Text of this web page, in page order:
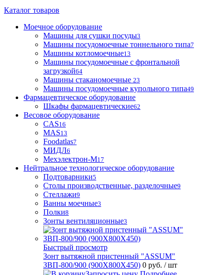
Каталог товаров
Моечное оборудование
Машины для сушки посуды3
Машины посудомоечные тоннельного типа7
Машины котломоечные13
Машины посудомоечные с фронтальной
загрузкой64
Машины стаканомоечные 23
Машины посудомоечные купольного типа49
Фармацевтическое оборудование
Шкафы фармацевтические62
Весовое оборудование
CAS16
MAS13
Foodatlas7
МИДЛ6
Мехэлектрон-М17
Нейтральное технологическое оборудование
Подтоварники5
Столы производственные, разделочные9
Стеллажи9
Ванны моечные3
Полки8
Зонты вентиляционные3
Быстрый просмотр
Зонт вытяжной пристенный "ASSUM"
ЗВП-800/900 (900Х800Х450) 0 руб. / шт